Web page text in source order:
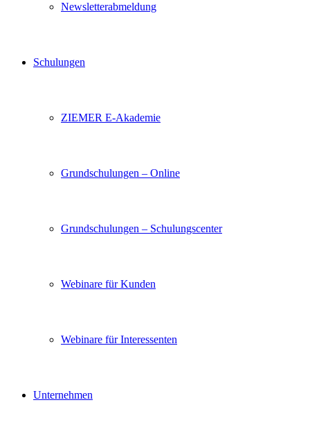
Newsletterabmeldung
Schulungen
ZIEMER E-Akademie
Grundschulungen – Online
Grundschulungen – Schulungscenter
Webinare für Kunden
Webinare für Interessenten
Unternehmen